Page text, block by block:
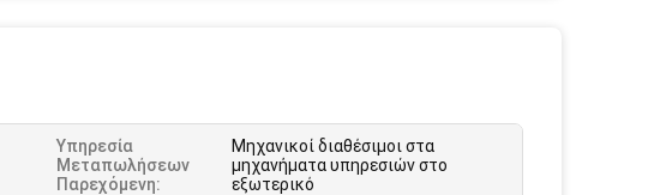
Υπηρεσία
Μεταπωλήσεων
Παρεχόμενη:
Μηχανικοί διαθέσιμοι στα
μηχανήματα υπηρεσιών στο
εξωτερικό